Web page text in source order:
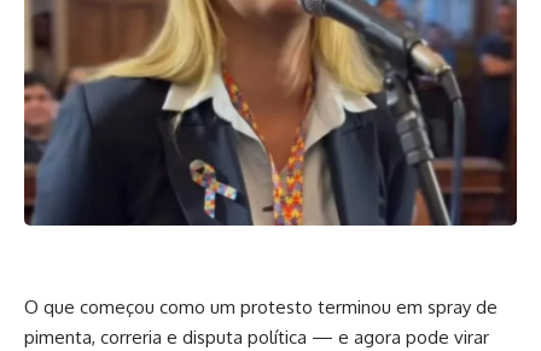
O que começou como um protesto terminou em spray de
pimenta, correria e disputa política — e agora pode virar